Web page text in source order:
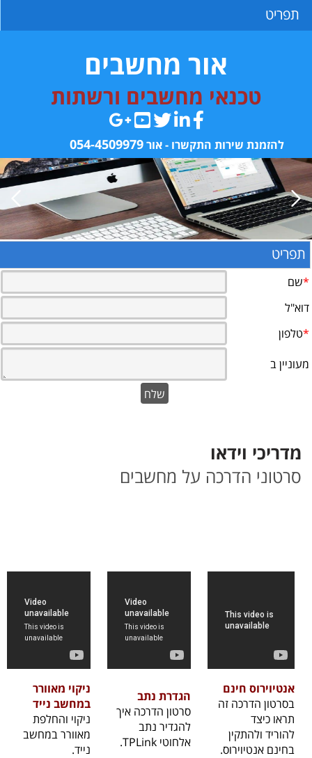
תפריט
אור מחשבים
טכנאי מחשבים ורשתות
שירות התקשרו - אור054-4509979
תפריט
מדריכי וידאו
סרטוני הדרכה על מחשבים
אנטיוירוס חינם
בסרטון הדרכה זה
תראו כיצד
להוריד ולהתקין
בחינם אנטיוירוס.
הגדרת נתב
סרטון הדרכה איך
להגדיר נתב
אלחוטי TPLink.
ניקוי מאוורר
במחשב נייד
ניקוי והחלפת
מאוורר במחשב
נייד.